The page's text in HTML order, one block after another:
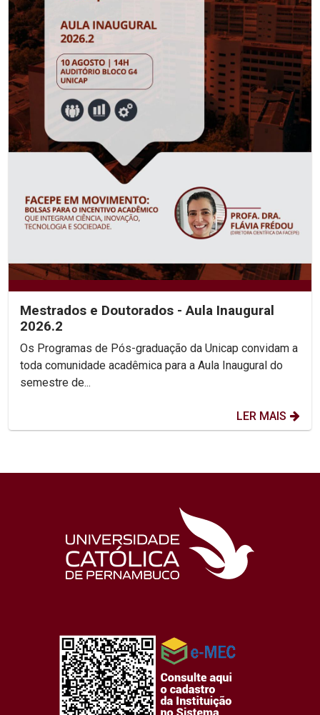
Mestrados e Doutorados - Aula Inaugural
2026.2
Os Programas de Pós-graduação da Unicap convidam a
toda comunidade acadêmica para a Aula Inaugural do
semestre de...
LER MAIS